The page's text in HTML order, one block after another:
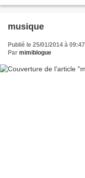
musique
Publié le 25/01/2014 à 09:47
Par mimiblogue